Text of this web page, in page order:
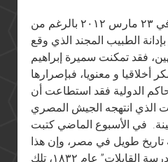
نُشر في “أخبار الأدب” في ٢٣ مارس ٢٠١٢ بالرغم من
الطبيب المجند الذي وقع
فقد تمكنت سميرة إبراهيم
أخلاقيا و معنويا، فبإصرارها
الدولية فقد استطاعت أن
الذي انتهجه الجيش المصري
في الأسبوع الماضي كتبت
تاريخ طويل في مصر، وإن هذا
التاريخ يبدأ بافتتاح “مدرسة القابلات” عام ١٨٣٢، تلك